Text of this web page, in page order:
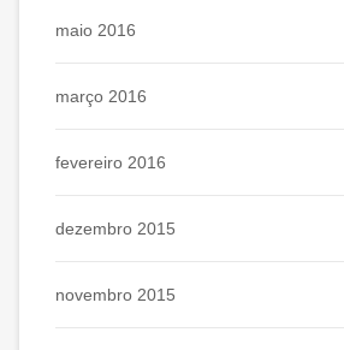
maio 2016
março 2016
fevereiro 2016
dezembro 2015
novembro 2015